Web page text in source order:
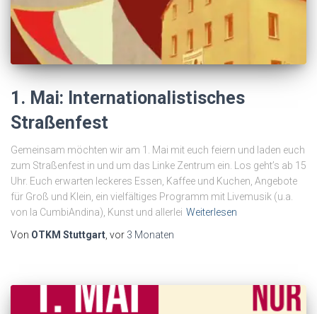
1. Mai: Internationalistisches
Straßenfest
Gemeinsam möchten wir am 1. Mai mit euch feiern und laden euch
zum Straßenfest in und um das Linke Zentrum ein. Los geht’s ab 15
Uhr. Euch erwarten leckeres Essen, Kaffee und Kuchen, Angebote
für Groß und Klein, ein vielfältiges Programm mit Livemusik (u.a.
von la CumbiAndina), Kunst und allerlei Weiterlesen
Von OTKM Stuttgart, vor 3 Monaten